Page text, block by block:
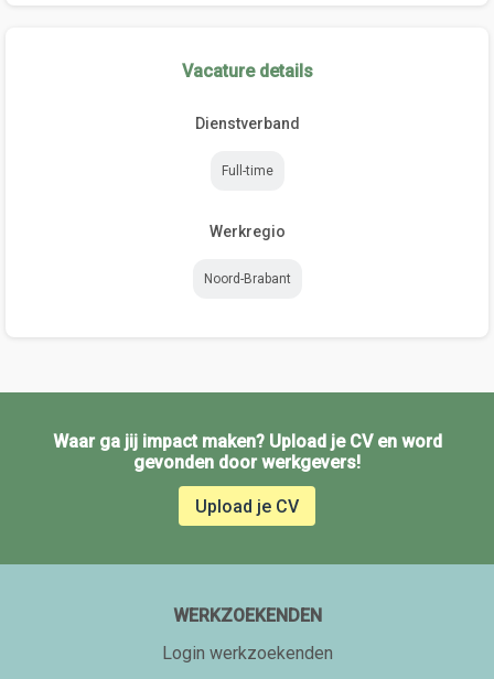
Vacature details
Dienstverband
Full-time
Werkregio
Noord-Brabant
Waar ga jij impact maken? Upload je CV en word
gevonden door werkgevers!
Upload je CV
WERKZOEKENDEN
Login werkzoekenden